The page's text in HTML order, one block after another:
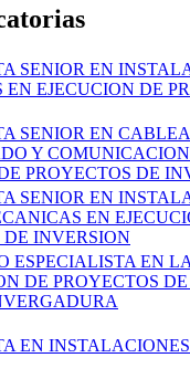
SENIOR EN
EN EJECUCION DE
SENIOR EN
Y
PROYECTOS DE
SENIOR EN
EN
DE INVERSION
ESPECIALISTA EN
DE PROYECTOS
EN